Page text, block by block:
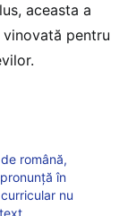
aceasta a
pentru
română,
în
nu